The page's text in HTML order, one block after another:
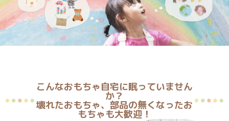
こんなおもちゃ自宅に眠っていません
か？
壊れたおもちゃ、部品の無くなったお
もちゃも大歓迎！